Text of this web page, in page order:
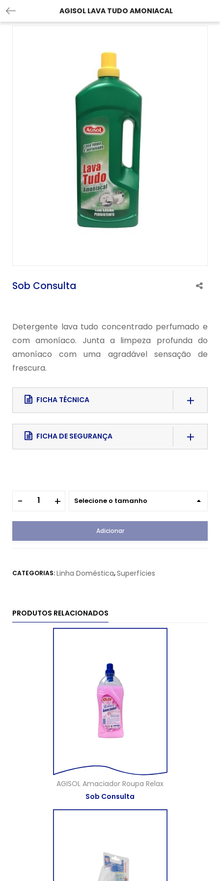
AGISOL LAVA TUDO AMONIACAL
Sob Consulta
Detergente lava tudo concentrado perfumado e
com amoníaco. Junta a limpeza profunda do
amoníaco com uma agradável sensação de
frescura.
FICHA TÉCNICA
FICHA DE SEGURANÇA
Selecione o tamanho
Adicionar
CATEGORIAS:Linha Doméstica,Superfícies
PRODUTOS RELACIONADOS
AGISOL Amaciador Roupa Relax
Sob Consulta